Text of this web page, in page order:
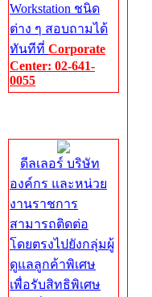
Workstation ชนิด
ต่าง ๆ สอบถามได้
ทันทีที่ Corporate
Center: 02-641-
0055
ดีลเลอร์ บริษัท
องค์กร และหน่วย
งานราชการ
สามารถติดต่อ
โดยตรงไปยังกลุ่มผู้
ดูแลลูกค้าพิเศษ
เพื่อรับสิทธิพิเศษ